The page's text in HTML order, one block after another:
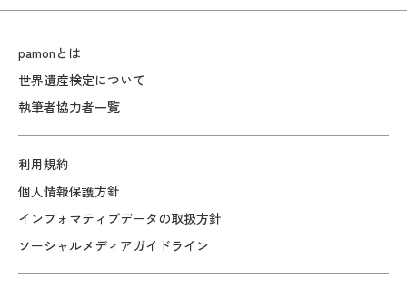
pamonとは
世界遺産検定について
執筆者協力者一覧
利用規約
個人情報保護方針
インフォマティブデータの取扱方針
ソーシャルメディアガイドライン